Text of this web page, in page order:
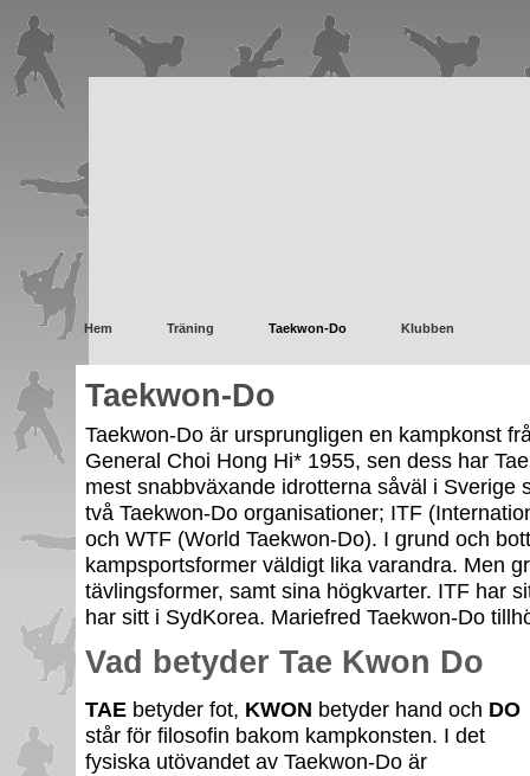
Hem Träning Taekwon-Do Klubben
Taekwon-Do
Taekwon-Do är ursprungligen en kampkonst
General Choi Hong Hi* 1955, sen dess har
mest snabbväxande idrotterna såväl i Sverige
två Taekwon-Do organisationer; ITF
och WTF (World Taekwon-Do). I grund och
kampsportsformer väldigt lika varandra. Men
tävlingsformer, samt sina högkvarter. ITF har
har sitt i SydKorea. Mariefred Taekwon-Do
Vad betyder Tae Kwon Do
TAE betyder fot, KWON betyder hand och DO
står för filosofin bakom kampkonsten. I det
fysiska utövandet av Taekwon-Do är